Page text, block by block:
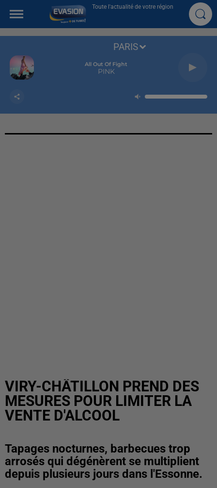
Toute l'actualité de votre région
All Out Of Fight
PINK
PARIS
VIRY-CHÂTILLON PREND DES
MESURES POUR LIMITER LA
VENTE D'ALCOOL
Tapages nocturnes, barbecues trop
arrosés qui dégénèrent se multiplient
depuis plusieurs jours dans l'Essonne.